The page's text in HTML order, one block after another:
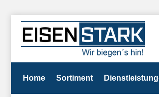
Home Sortiment